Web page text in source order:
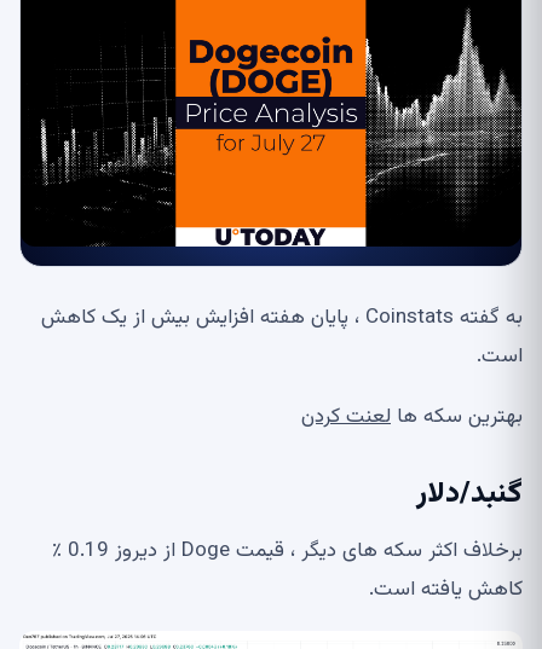
به گفته Coinstats ، پایان هفته افزایش بیش از یک کاهش
است.
بهترین سکه ها لعنت کردن
گنبد/دلار
برخلاف اکثر سکه های دیگر ، قیمت Doge از دیروز 0.19 ٪
کاهش یافته است.